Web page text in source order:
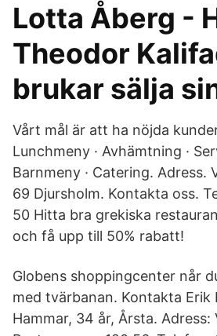
Lotta Åberg -
Theodor
brukar sälja
Vårt mål är att ha nöjda
Lunchmeny · Avhämtning ·
Barnmeny · Catering. Adress.
69 Djursholm. Kontakta oss.
50 Hitta bra grekiska
och få upp till 50% rabatt!
Globens shoppingcenter når
med tvärbanan. Kontakta
Hammar, 34 år, Årsta. Adress: